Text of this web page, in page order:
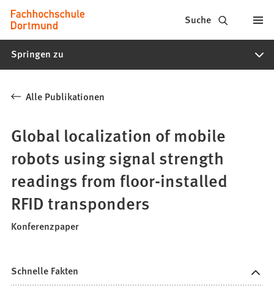
Inhalt anspringen
Fachhochschule
Dortmund
-
Studiengänge,
Bewerbung
Suche
Springen zu
Alle Publikationen
Global localization of mobile
robots using signal strength
readings from floor-installed
RFID transponders
Konferenzpaper
Schnelle Fakten